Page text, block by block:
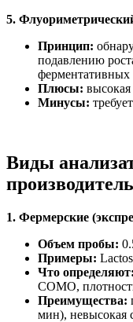
5.
Принцип:
подавлению
ферментативных
Плюсы: высокая
Минусы:
Виды
1. Фермерские
Объем пробы:
Примеры:
Что определяют:
СОМО,
Преимущества:
мин), невысокая